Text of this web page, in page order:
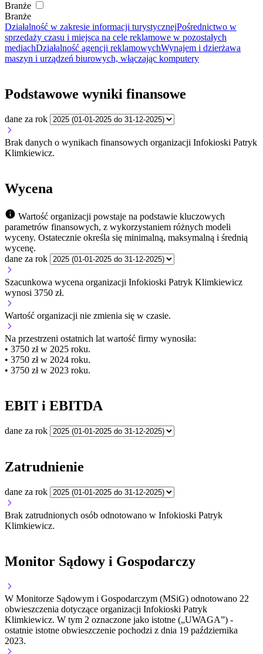
Branże
Branże
Działalność w zakresie informacji turystycznejPośrednictwo w
sprzedaży czasu i miejsca na cele reklamowe w pozostałych
mediachDziałalność agencji reklamowychWynajem i dzierżawa
maszyn i urządzeń biurowych, włączając komputery
Podstawowe wyniki finansowe
dane za rok
Brak danych o wynikach finansowych organizacji Infokioski Patryk
Klimkiewicz.
Wycena
Wartość organizacji powstaje na podstawie kluczowych
parametrów finansowych, z wykorzystaniem różnych modeli
wyceny. Ostatecznie określa się minimalną, maksymalną i średnią
wycenę.
dane za rok
Szacunkowa wycena organizacji Infokioski Patryk Klimkiewicz
wynosi 3750 zł.
Wartość organizacji nie zmienia się w czasie.
Na przestrzeni ostatnich lat wartość firmy wynosiła:
• 3750 zł w 2025 roku.
• 3750 zł w 2024 roku.
• 3750 zł w 2023 roku.
EBIT i EBITDA
dane za rok
Zatrudnienie
dane za rok
Brak zatrudnionych osób odnotowano w Infokioski Patryk
Klimkiewicz.
Monitor Sądowy i Gospodarczy
W Monitorze Sądowym i Gospodarczym (MSiG) odnotowano 22
obwieszczenia dotyczące organizacji Infokioski Patryk
Klimkiewicz. W tym 2 oznaczone jako istotne („UWAGA”) -
ostatnie istotne obwieszczenie pochodzi z dnia 19 października
2023.